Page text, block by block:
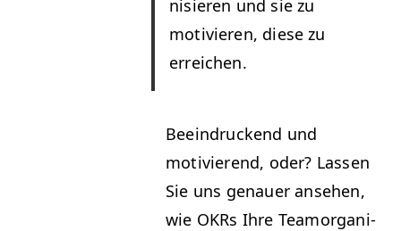
nisieren und sie zu
motivieren, diese zu
erreichen.
Beein­druck­end und
motivierend, oder? Lassen
Sie uns genauer anse­hen,
wie OKRs Ihre Teamor­gan­i­